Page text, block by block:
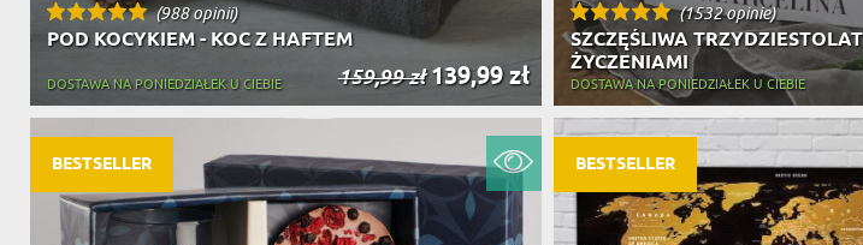
(1532 opinie)
SZCZĘŚLIWA
ŻYCZENIAMI
DOSTAWA NA PONIEDZIAŁEK U CIEBIE
(988 opinii)
POD KOCYKIEM - KOC Z HAFTEM
159,99 zł139,99 zł
DOSTAWA NA PONIEDZIAŁEK U CIEBIE
BESTSELLER BESTSELLER